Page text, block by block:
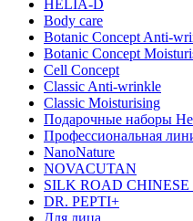
HELIA-D
Body care
Botanic Concept Anti-
Botanic Concept
Cell Concept
Classic Anti-wrinkle
Classic Moisturising
Подарочные наборы
Профессиональная
NanoNature
NOVACUTAN
SILK ROAD CHINESE
DR. PEPTI+
Для лица